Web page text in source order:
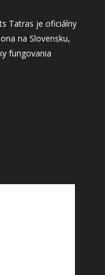
Tatras je oficiálny
na Slovensku,
fungovania